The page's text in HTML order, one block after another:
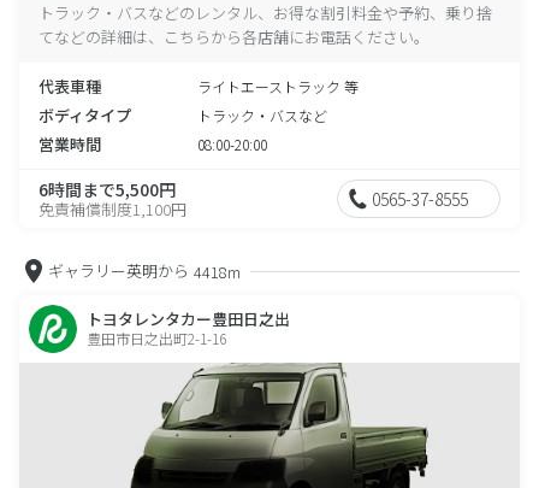
トラック・バスなどのレンタル、お得な割引料金や予約、乗り捨
てなどの詳細は、こちらから各店舗にお電話ください。
代表車種 ライトエーストラック 等
ボディタイプ トラック・バスなど
営業時間 08:00-20:00
6時間まで5,500円
免責補償制度1,100円 0565-37-8555
ギャラリー英明から 4418m
トヨタレンタカー豊田日之出
豊田市日之出町2-1-16